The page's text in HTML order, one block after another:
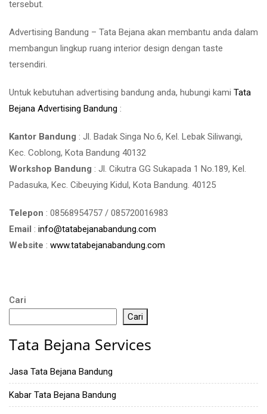
tersebut.
Advertising Bandung – Tata Bejana akan membantu anda dalam
membangun lingkup ruang interior design dengan taste
tersendiri.
Untuk kebutuhan advertising bandung anda, hubungi kami Tata
Bejana Advertising Bandung :
Kantor Bandung : Jl. Badak Singa No.6, Kel. Lebak Siliwangi,
Kec. Coblong, Kota Bandung 40132
Workshop Bandung : Jl. Cikutra GG Sukapada 1 No.189, Kel.
Padasuka, Kec. Cibeuying Kidul, Kota Bandung. 40125
Telepon : 08568954757 / 085720016983
Email : info@tatabejanabandung.com
Website : www.tatabejanabandung.com
Cari
Cari
Tata Bejana Services
Jasa Tata Bejana Bandung
Kabar Tata Bejana Bandung